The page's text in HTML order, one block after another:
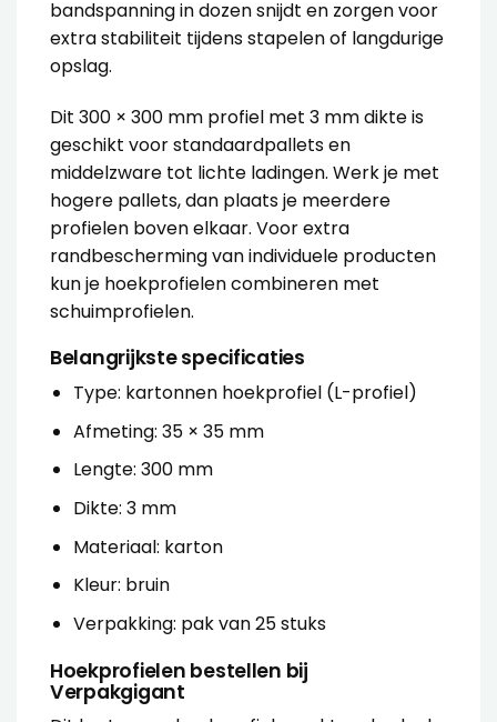
bandspanning in dozen snijdt en zorgen voor
extra stabiliteit tijdens stapelen of langdurige
opslag.
Dit 300 × 300 mm profiel met 3 mm dikte is
geschikt voor standaardpallets en
middelzware tot lichte ladingen. Werk je met
hogere pallets, dan plaats je meerdere
profielen boven elkaar. Voor extra
randbescherming van individuele producten
kun je hoekprofielen combineren met
schuimprofielen.
Belangrijkste specificaties
Type: kartonnen hoekprofiel (L-profiel)
Afmeting: 35 × 35 mm
Lengte: 300 mm
Dikte: 3 mm
Materiaal: karton
Kleur: bruin
Verpakking: pak van 25 stuks
Hoekprofielen bestellen bij
Verpakgigant